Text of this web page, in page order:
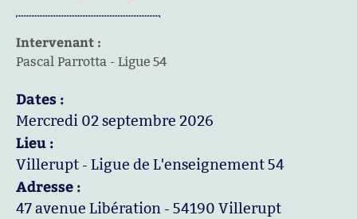
Intervenant :
Pascal Parrotta - Ligue 54
Dates :
Mercredi 02 septembre 2026
Lieu :
Villerupt - Ligue de L'enseignement 54
Adresse :
47 avenue Libération - 54190 Villerupt